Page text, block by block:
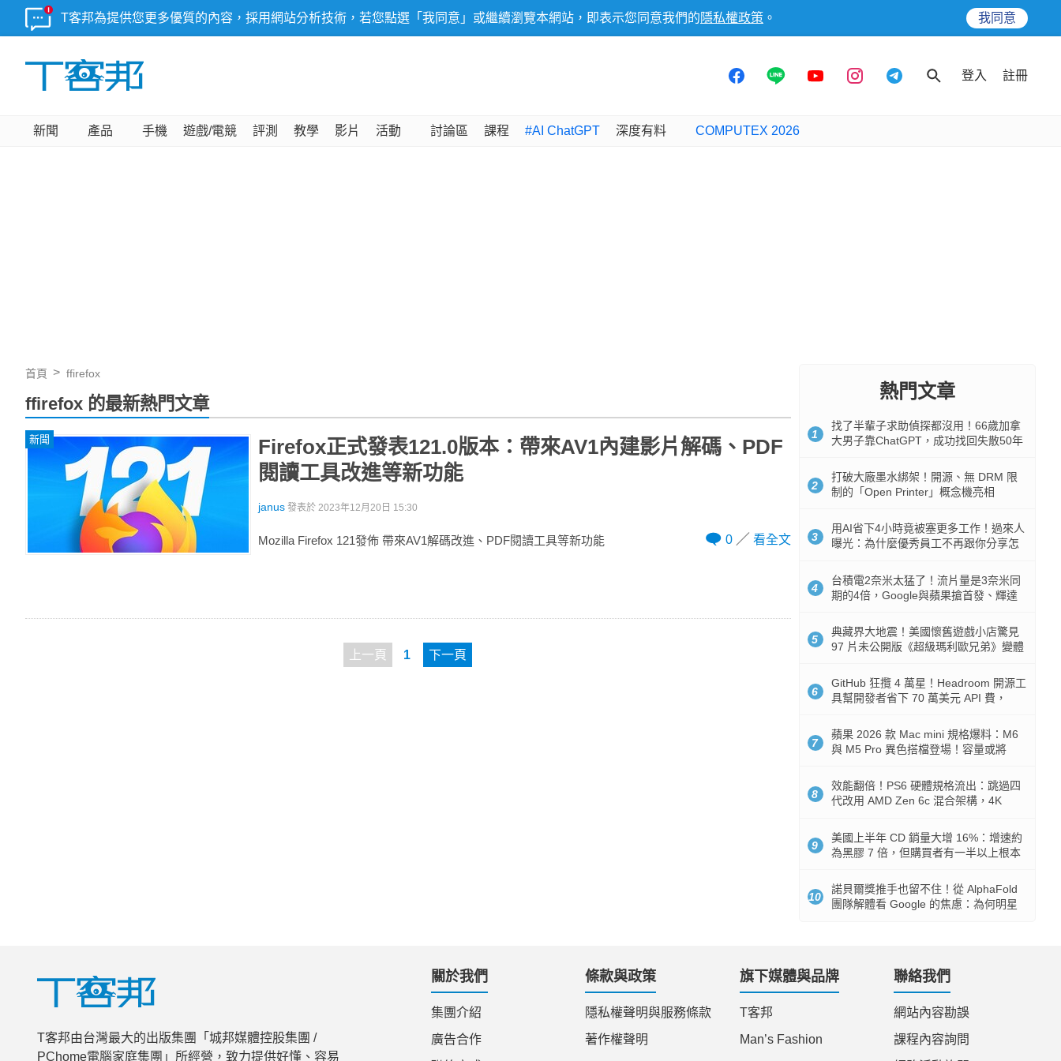
T客邦為提供您更多優質的內容，採用網站分析技術，若您點選「我同意」或繼續瀏覽本網站，即表示您同意我們的 隱私權政策 。 我同意
登入 註冊
新聞 產品 手機 遊戲/電競 評測 教學 影片 活動 討論區 課程 #AI ChatGPT 深度有料 COMPUTEX 2026
首頁 ffirefox
ffirefox 的最新熱門文章
新聞
Firefox正式發表121.0版本：帶來AV1內建影片解碼、PDF
閱讀工具改進等新功能
janus 發表於 2023年12月20日 15:30
Mozilla Firefox 121發佈 帶來AV1解碼改進、PDF閱讀工具等新功能 0 看全文
上一頁 1 下一頁
熱門文章
1
找了半輩子求助偵探都沒用！66歲加拿
大男子靠ChatGPT，成功找回失散50年
2
打破大廠墨水綁架！開源、無 DRM 限
制的「Open Printer」概念機亮相
3
用AI省下4小時竟被塞更多工作！過來人
曝光：為什麼優秀員工不再跟你分享怎
4
台積電2奈米太猛了！流片量是3奈米同
期的4倍，Google與蘋果搶首發、輝達
5
典藏界大地震！美國懷舊遊戲小店驚見
97 片未公開版《超級瑪利歐兄弟》變體
6
GitHub 狂攬 4 萬星！Headroom 開源工
具幫開發者省下 70 萬美元 API 費，
7
蘋果 2026 款 Mac mini 規格爆料：M6
與 M5 Pro 異色搭檔登場！容量或將
8
效能翻倍！PS6 硬體規格流出：跳過四
代改用 AMD Zen 6c 混合架構，4K
9
美國上半年 CD 銷量大增 16%：增速約
為黑膠 7 倍，但購買者有一半以上根本
10
諾貝爾獎推手也留不住！從 AlphaFold
團隊解體看 Google 的焦慮：為何明星
T客邦由台灣最大的出版集團「城邦媒體控股集團 /
PChome電腦家庭集團」所經營，致力提供好懂、容易
關於我們
集團介紹
廣告合作
條款與政策
隱私權聲明與服務條款
著作權聲明
旗下媒體與品牌
T客邦
Man’s Fashion
聯絡我們
網站內容勘誤
課程內容詢問